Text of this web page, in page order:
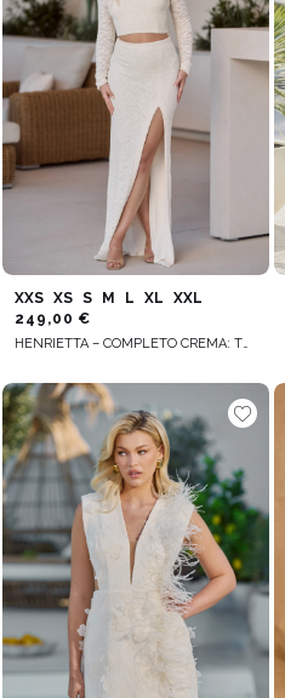
XXS XS S M L XL
XXL
249,00 €
HENRIETTA – COMPLETO CREMA: TOP + GONNA